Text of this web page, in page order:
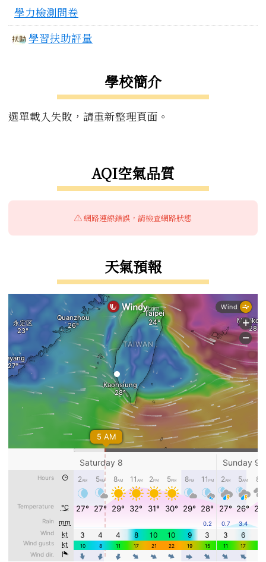
學力檢測問卷
學習扶助評量
學校簡介
選單載入失敗，請重新整理頁面。
右邊區域內容AQI空氣品質
⚠️ 網路連線錯誤，請檢查網路狀態
天氣預報